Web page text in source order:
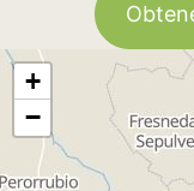
+
−